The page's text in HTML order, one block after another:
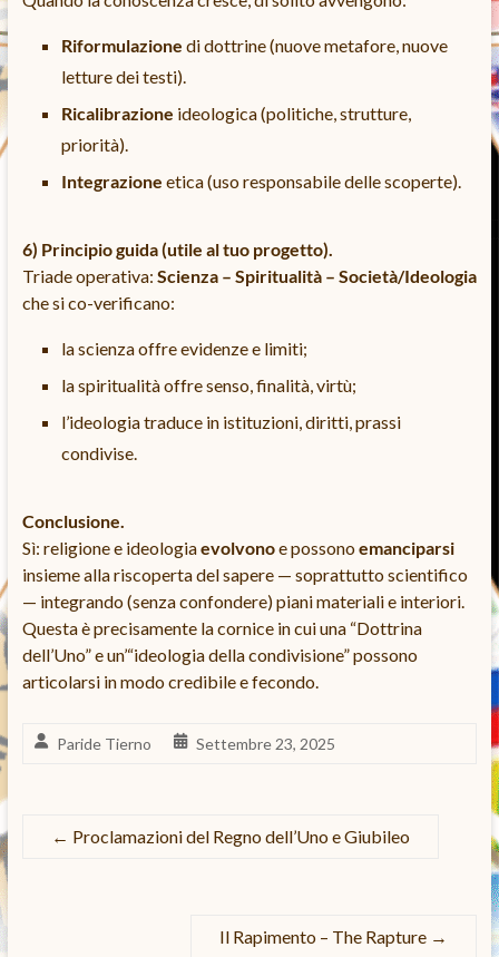
Riformulazione di dottrine (nuove metafore, nuove
letture dei testi).
Ricalibrazione ideologica (politiche, strutture,
priorità).
Integrazione etica (uso responsabile delle scoperte).
6) Principio guida (utile al tuo progetto).
Triade operativa: Scienza – Spiritualità – Società/Ideologia
che si co-verificano:
la scienza offre evidenze e limiti;
la spiritualità offre senso, finalità, virtù;
l’ideologia traduce in istituzioni, diritti, prassi
condivise.
Conclusione.
Sì: religione e ideologiaevolvonoe possonoemanciparsi
insieme alla riscoperta del sapere — soprattutto scientifico
— integrando (senza confondere) piani materiali e interiori.
Questa è precisamente la cornice in cui una “Dottrina
dell’Uno” e un’“ideologia della condivisione” possono
articolarsi in modo credibile e fecondo.
Paride Tierno Settembre 23, 2025
← Proclamazioni del Regno dell’Uno e Giubileo
Il Rapimento – The Rapture →